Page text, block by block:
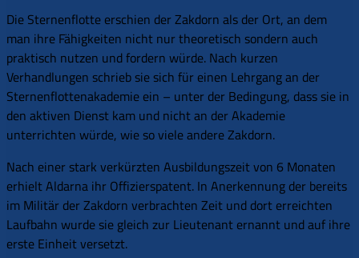
Die Sternenflotte erschien der Zakdorn als der Ort, an dem
man ihre Fähigkeiten nicht nur theoretisch sondern auch
praktisch nutzen und fordern würde. Nach kurzen
Verhandlungen schrieb sie sich für einen Lehrgang an der
Sternenflottenakademie ein – unter der Bedingung, dass sie in
den aktiven Dienst kam und nicht an der Akademie
unterrichten würde, wie so viele andere Zakdorn.
Nach einer stark verkürzten Ausbildungszeit von 6 Monaten
erhielt Aldarna ihr Offizierspatent. In Anerkennung der bereits
im Militär der Zakdorn verbrachten Zeit und dort erreichten
Laufbahn wurde sie gleich zur Lieutenant ernannt und auf ihre
erste Einheit versetzt.